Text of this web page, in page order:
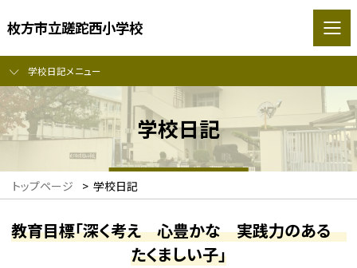
枚方市立蹉跎西小学校
学校日記メニュー
学校日記
トップページ > 学校日記
教育目標「深く考え 心豊かな 実践力のある
たくましい子」